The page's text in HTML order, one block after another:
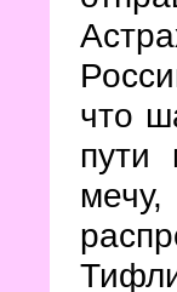
что
пути